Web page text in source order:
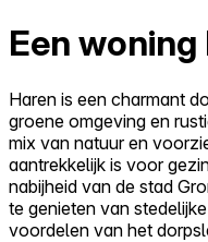
Een
Haren is een charmant
groene omgeving en
mix van natuur en
aantrekkelijk is voor
nabijheid van de stad
te genieten van
voordelen van het